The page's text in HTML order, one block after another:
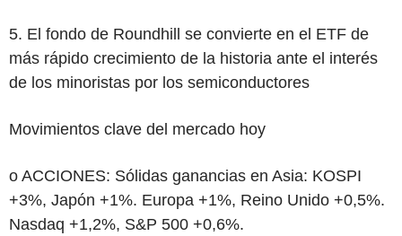
5. El fondo de Roundhill se convierte en el ETF de
más rápido crecimiento de la historia ante el interés
de los minoristas por los semiconductores
Movimientos clave del mercado hoy
o ACCIONES: Sólidas ganancias en Asia: KOSPI
+3%, Japón +1%. Europa +1%, Reino Unido +0,5%.
Nasdaq +1,2%, S&P 500 +0,6%.